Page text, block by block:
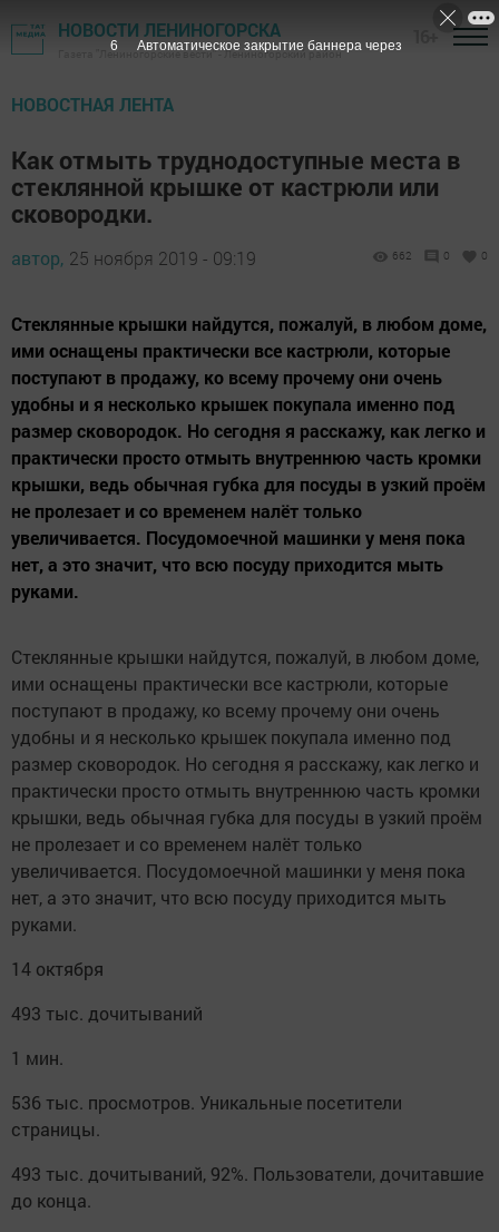
НОВОСТИ ЛЕНИНОГОРСКА
Газета "Лениногорские вести" - Лениногорский район
НОВОСТНАЯ ЛЕНТА
Как отмыть труднодоступные места в
стеклянной крышке от кастрюли или
сковородки.
автор, 25 ноября 2019 - 09:19 662 0 0
Стеклянные крышки найдутся, пожалуй, в любом доме,
ими оснащены практически все кастрюли, которые
поступают в продажу, ко всему прочему они очень
удобны и я несколько крышек покупала именно под
размер сковородок. Но сегодня я расскажу, как легко и
практически просто отмыть внутреннюю часть кромки
крышки, ведь обычная губка для посуды в узкий проём
не пролезает и со временем налёт только
увеличивается. Посудомоечной машинки у меня пока
нет, а это значит, что всю посуду приходится мыть
руками.
Стеклянные крышки найдутся, пожалуй, в любом доме,
ими оснащены практически все кастрюли, которые
поступают в продажу, ко всему прочему они очень
удобны и я несколько крышек покупала именно под
размер сковородок. Но сегодня я расскажу, как легко и
практически просто отмыть внутреннюю часть кромки
крышки, ведь обычная губка для посуды в узкий проём
не пролезает и со временем налёт только
увеличивается. Посудомоечной машинки у меня пока
нет, а это значит, что всю посуду приходится мыть
руками.
14 октября
493 тыс. дочитываний
1 мин.
536 тыс. просмотров. Уникальные посетители
страницы.
493 тыс. дочитываний, 92%. Пользователи, дочитавшие
до конца.
5 Автоматическое закрытие баннера через